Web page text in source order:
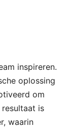
inspireren.
oplossing
om
is
waarin